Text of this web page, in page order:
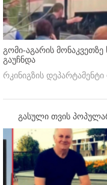
გომი-აგარის
გაუჩნდა
რკინიგზის
გასული თვის